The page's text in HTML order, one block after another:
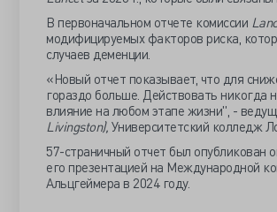
В первоначальном отчете комиссии
модифицируемых факторов риска,
случаев деменции.
«Новый отчет показывает, что для
гораздо больше. Действовать никогда
влияние на любом этапе жизни", -
Livingston), Университетский колледж
57-страничный отчет был опубликован
его презентацией на Международной
Альцгеймера в 2024 году.